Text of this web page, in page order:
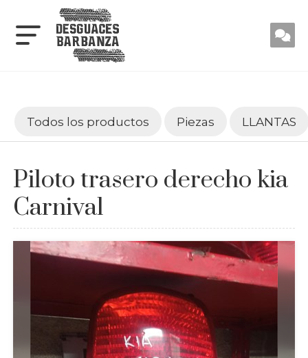
Todos los productos Piezas LLANTAS
Piloto trasero derecho kia
Carnival